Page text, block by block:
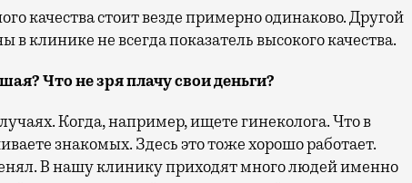
качества стоит везде примерно одинаково. Другой
в клинике не всегда показатель высокого качества.
Что не зря плачу свои деньги?
Когда, например, ищете гинеколога. Что в
знакомых. Здесь это тоже хорошо работает.
В нашу клинику приходят много людей именно